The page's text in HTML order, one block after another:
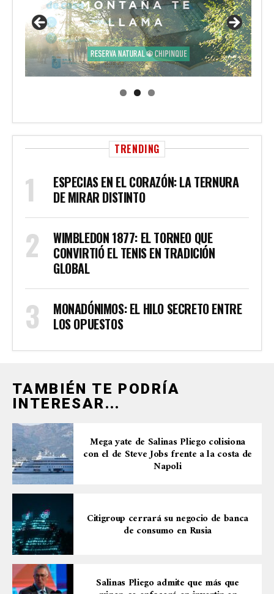
TRENDING
ESPECIAS EN EL CORAZÓN: LA TERNURA
DE MIRAR DISTINTO
WIMBLEDON 1877: EL TORNEO QUE
CONVIRTIÓ EL TENIS EN TRADICIÓN
GLOBAL
MONADÓNIMOS: EL HILO SECRETO ENTRE
LOS OPUESTOS
TAMBIÉN TE PODRÍA
INTERESAR...
Mega yate de Salinas Pliego colisiona
con el de Steve Jobs frente a la costa de
Napoli
Citigroup cerrará su negocio de banca
de consumo en Rusia
Salinas Pliego admite que más que